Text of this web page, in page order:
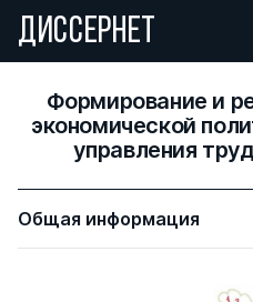
ДИССЕРНЕТ
Формирование и
экономической
управления
Общая информация